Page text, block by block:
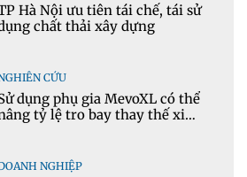
Hà Nội ưu tiên tái chế, tái sử
chất thải xây dựng
CỨU
dụng phụ gia MevoXL có thể
tỷ lệ tro bay thay thế xi
NGHIỆP